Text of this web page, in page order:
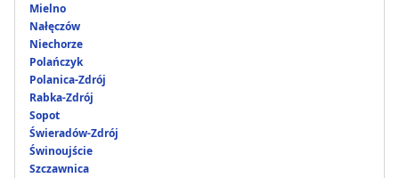
Mielno
Nałęczów
Niechorze
Polańczyk
Polanica-Zdrój
Rabka-Zdrój
Sopot
Świeradów-Zdrój
Świnoujście
Szczawnica